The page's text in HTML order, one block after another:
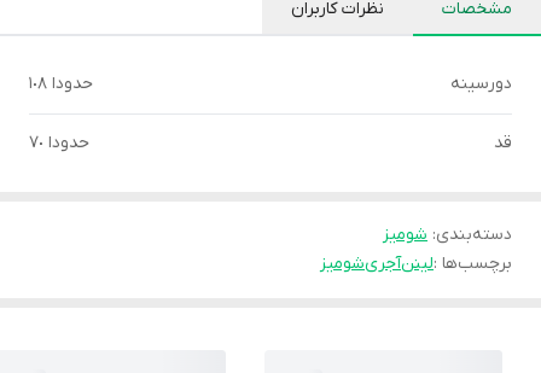
مشخصات نظرات کاربران
دورسينه حدودا ١٠٨
قد حدودا ٧٠
دسته‌بندی: شوميز
برچسب‌ها :لیننآجریشومیز